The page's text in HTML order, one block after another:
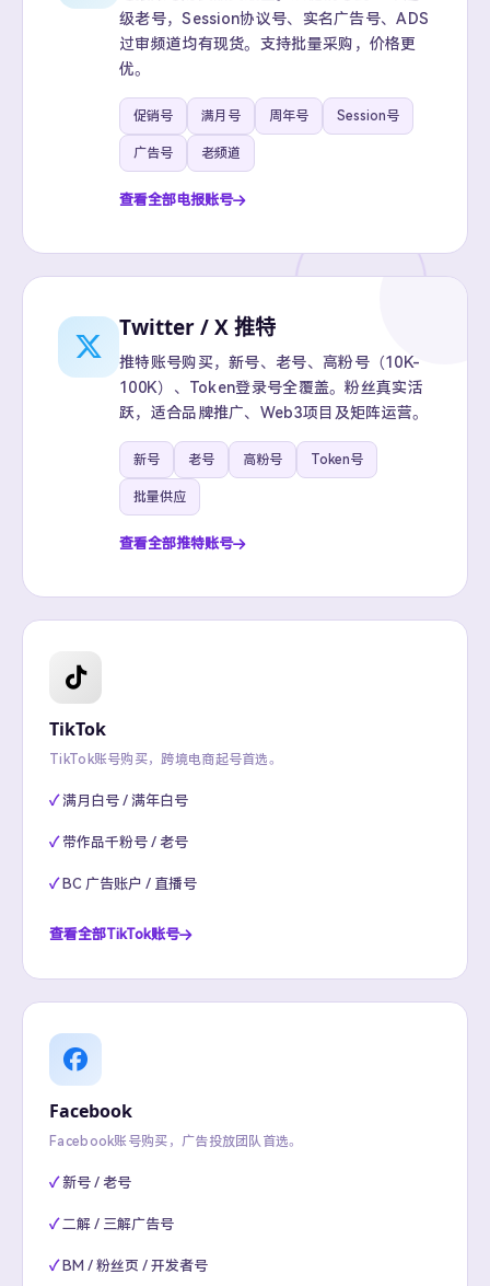
级老号，Session协议号、实名广告号、ADS
过审频道均有现货。支持批量采购，价格更
优。
促销号 满月号 周年号 Session号
广告号 老频道
查看全部电报账号
Twitter / X 推特
推特账号购买，新号、老号、高粉号（10K-
100K）、Token登录号全覆盖。粉丝真实活
跃，适合品牌推广、Web3项目及矩阵运营。
新号 老号 高粉号 Token号
批量供应
查看全部推特账号
TikTok
TikTok账号购买，跨境电商起号首选。
满月白号 / 满年白号
带作品千粉号 / 老号
BC 广告账户 / 直播号
查看全部TikTok账号
Facebook
Facebook账号购买，广告投放团队首选。
新号 / 老号
二解 / 三解广告号
BM / 粉丝页 / 开发者号